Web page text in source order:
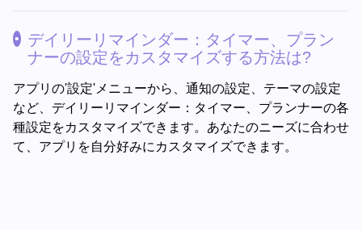
デイリーリマインダー：タイマー、プラン
ナーの設定をカスタマイズする方法は?
アプリの'設定'メニューから、通知の設定、テーマの設定
など、デイリーリマインダー：タイマー、プランナーの各
種設定をカスタマイズできます。あなたのニーズに合わせ
て、アプリを自分好みにカスタマイズできます。